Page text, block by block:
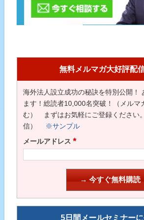
無料メルマガ大好評配
海外法人設立成功の秘訣を特別公開！
ます！総読者10,000名突破！（メルマ
む） まずはお気軽にご登録ください
信）
※サンプル
メールアドレス *
5日間メールセミナー